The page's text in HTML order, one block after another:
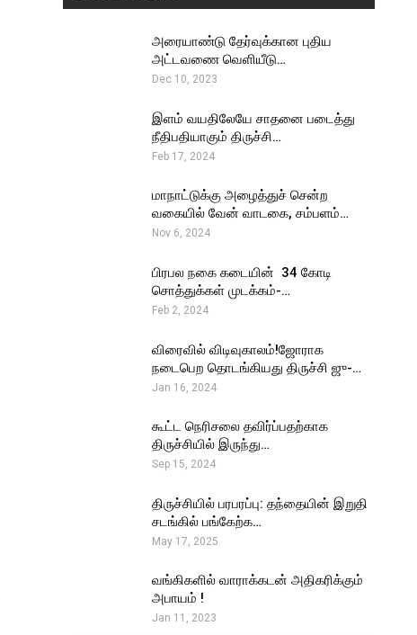
அரையாண்டு தேர்வுக்கான புதிய
அட்டவணை வெளியீடு…
Dec 10, 2023
இளம் வயதிலேயே சாதனை படைத்து
நீதிபதியாகும் திருச்சி…
Feb 17, 2024
மாநாட்டுக்கு அழைத்துச் சென்ற
வகையில் வேன் வாடகை, சம்பளம்…
Nov 6, 2024
பிரபல நகை கடையின் ₹ 34 கோடி
சொத்துக்கள் முடக்கம்-…
Feb 2, 2024
விரைவில் விடிவுகாலம்!ஜோராக
நடைபெற தொடங்கியது திருச்சி ஜு-…
Jan 16, 2024
கூட்ட நெரிசலை தவிர்ப்பதற்காக
திருச்சியில் இருந்து…
Sep 15, 2024
திருச்சியில் பரபரப்பு: தந்தையின் இறுதி
சடங்கில் பங்கேற்க…
May 17, 2025
வங்கிகளில் வாராக்கடன் அதிகரிக்கும்
அபாயம் !
Jan 11, 2023